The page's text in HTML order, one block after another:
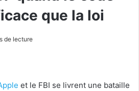
que la loi
de lecture
et le FBI se livrent une bataille